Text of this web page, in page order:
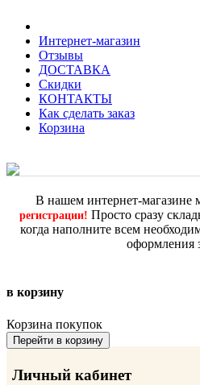
Интернет-магазин
Отзывы
ДОСТАВКА
Скидки
КОНТАКТЫ
Как сделать заказ
Корзина
В нашем интернет-магазине
регистрации! Просто сразу
когда наполните всем
оформления
в корзину
Корзина покупок
Перейти в корзину
Личный кабинет